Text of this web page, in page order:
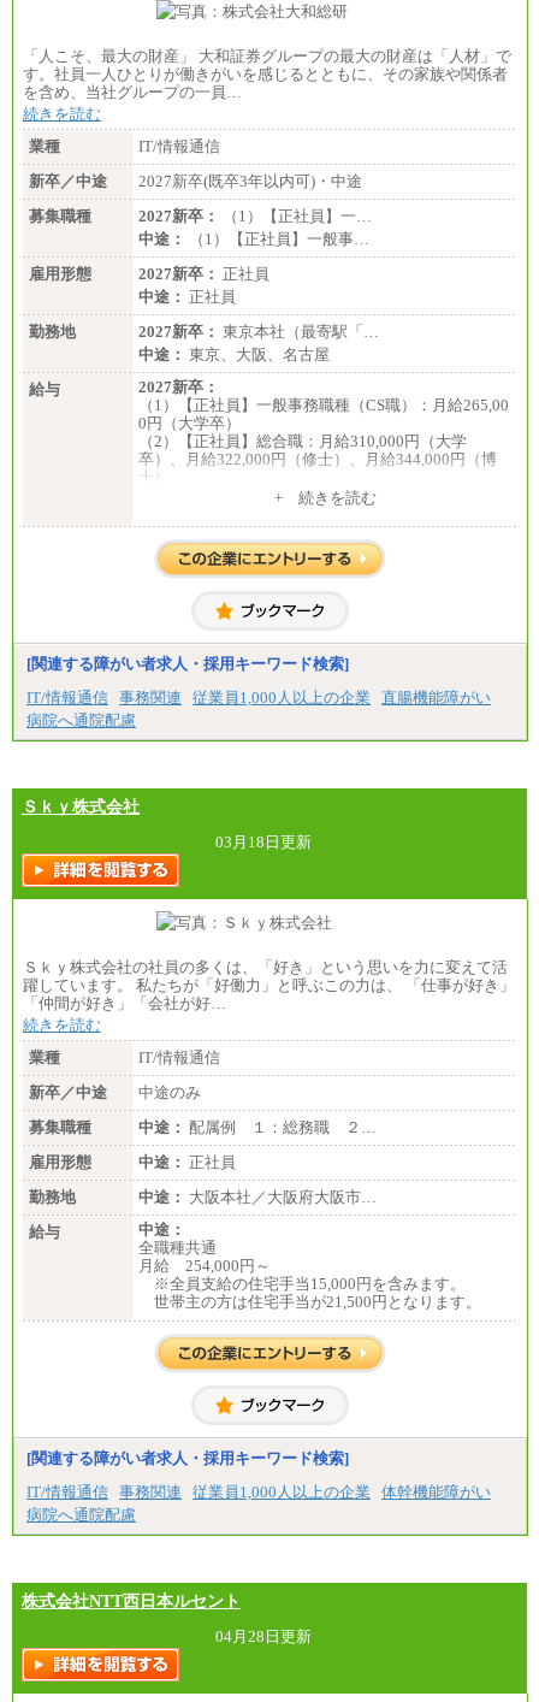
「人こそ、最大の財産」 大和証券グループの最大の財産は「人材」で
す。社員一人ひとりが働きがいを感じるとともに、その家族や関係者
を含め、当社グループの一員…
続きを読む
業種
IT/情報通信
新卒／中途
2027新卒(既卒3年以内可)・中途
募集職種
2027新卒：
（1）【正社員】一…
中途：
（1）【正社員】一般事…
雇用形態
2027新卒： 正社員
中途： 正社員
勤務地
2027新卒： 東京本社（最寄駅「…
中途： 東京、大阪、名古屋
給与
2027新卒：
（1）【正社員】一般事務職種（CS職）：月給265,00
0円（大学卒）
（2）【正社員】総合職：月給310,000円（大学
卒）、月給322,000円（修士）、月給344,000円（博
士）
いません。
※一般事務職種（CS職）の大学院修了者は大学卒の
金額を最低額とし、
たします。
下記は新卒採用の給与です。経験者採用の場合、下
記を再下限としてご経験に応じた金額となります。
（1）【正社員】一般事務職種（CS職）：月給255,00
+ 続きを読む
[関連する障がい者求人・採用キーワード検索]
IT/情報通信 事務関連 従業員1,000人以上の企業
直腸機能障がい
病院へ通院配慮
Ｓｋｙ株式会社
03月18日更新
Ｓｋｙ株式会社の社員の多くは、「好き」という思いを力に変えて活
躍しています。 私たちが「好働力」と呼ぶこの力は、 「仕事が好き」
「仲間が好き」「会社が好…
続きを読む
業種
IT/情報通信
新卒／中途
中途のみ
募集職種
中途： 配属例 １：総務職 ２…
雇用形態
中途： 正社員
勤務地
中途： 大阪本社／大阪府大阪市…
給与
中途：
全職種共通
月給 254,000円～
※全員支給の住宅手当15,000円を含みます。
世帯主の方は住宅手当が21,500円となります。
[関連する障がい者求人・採用キーワード検索]
IT/情報通信 事務関連 従業員1,000人以上の企業
体幹機能障がい
病院へ通院配慮
株式会社NTT西日本ルセント
04月28日更新